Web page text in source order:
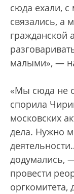
сюда ехали,
связались, а
гражданской
малыми», —
«Мы сюда не
спорила
московских
дела. Нужно
додумались,
провести